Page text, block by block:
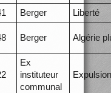
Berger
Liberté
Berger Algérie
Ex
instituteur
communal
Expulsion